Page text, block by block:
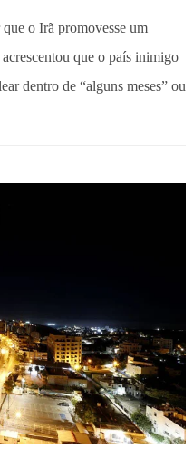
o Irã promovesse um
que o país inimigo
dentro de “alguns meses” ou